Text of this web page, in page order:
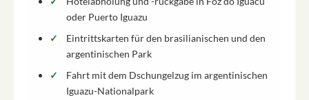
oder Puerto Iguazu
Eintrittskarten für den brasilianischen und den
argentinischen Park
Fahrt mit dem Dschungelzug im argentinischen
Iguazu-Nationalpark